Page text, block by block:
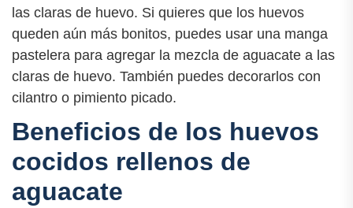
las claras de huevo. Si quieres que los huevos
queden aún más bonitos, puedes usar una manga
pastelera para agregar la mezcla de aguacate a las
claras de huevo. También puedes decorarlos con
cilantro o pimiento picado.
Beneficios de los huevos
cocidos rellenos de
aguacate